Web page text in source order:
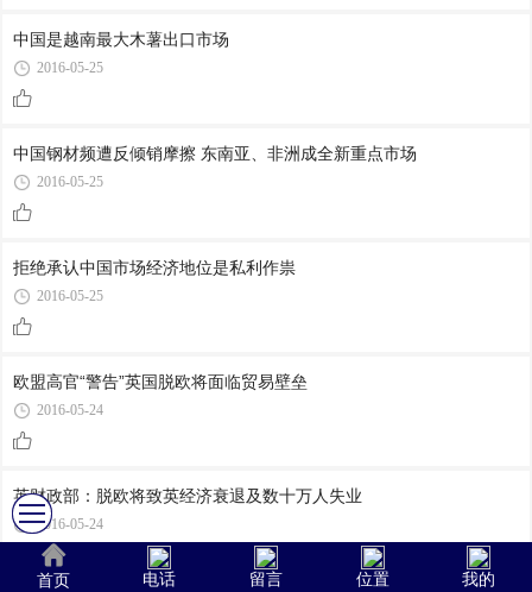
中国是越南最大木薯出口市场
2016-05-25
中国钢材频遭反倾销摩擦 东南亚、非洲成全新重点市场
2016-05-25
拒绝承认中国市场经济地位是私利作祟
2016-05-25
欧盟高官“警告”英国脱欧将面临贸易壁垒
2016-05-24
英财政部：脱欧将致英经济衰退及数十万人失业
2016-05-24
首页 电话 留言 位置 我的